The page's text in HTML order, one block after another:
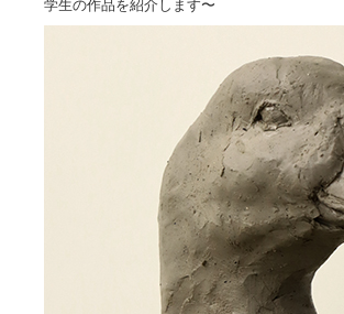
学生の作品を紹介します〜